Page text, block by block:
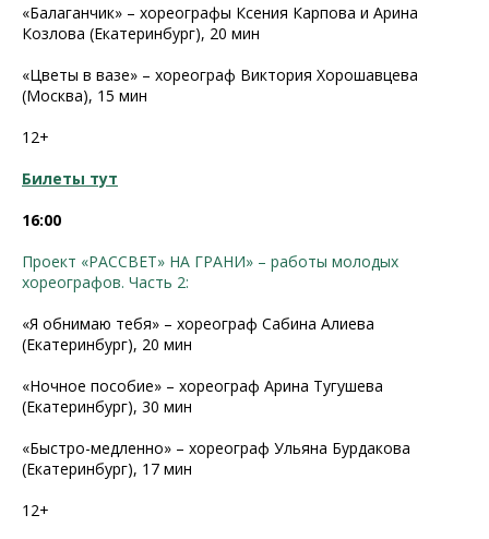
«Балаганчик» – хореографы Ксения Карпова и Арина
Козлова (Екатеринбург), 20 мин
«Цветы в вазе» – хореограф Виктория Хорошавцева
(Москва), 15 мин
12+
Билеты тут
16:00
Проект «РАССВЕТ» НА ГРАНИ» – работы молодых
хореографов. Часть 2:
«Я обнимаю тебя» – хореограф Сабина Алиева
(Екатеринбург), 20 мин
«Ночное пособие» – хореограф Арина Тугушева
(Екатеринбург), 30 мин
«Быстро-медленно» – хореограф Ульяна Бурдакова
(Екатеринбург), 17 мин
12+